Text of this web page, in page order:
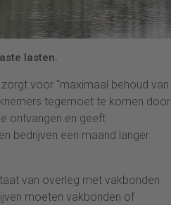
lasten.
voor “maximaal behoud van
tegemoet te komen door
ontvangen en geeft
bedrijven een maand langer
van overleg met vakbonden
moeten vakbonden of